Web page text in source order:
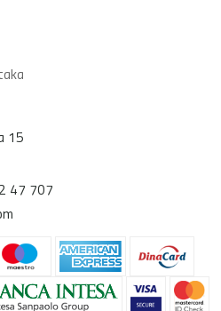
15
47 707